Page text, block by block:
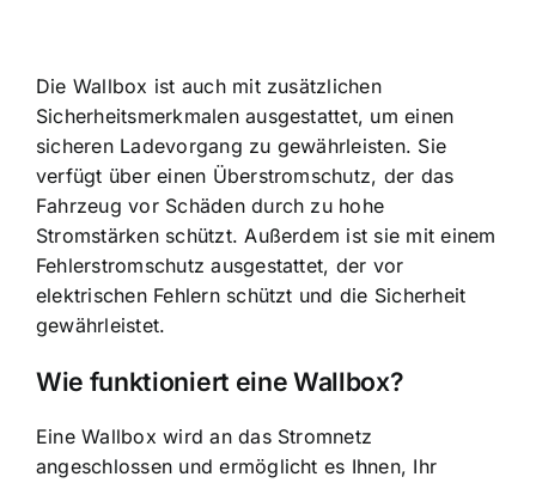
Die Wallbox ist auch mit zusätzlichen
Sicherheitsmerkmalen ausgestattet, um einen
sicheren Ladevorgang zu gewährleisten. Sie
verfügt über einen Überstromschutz, der das
Fahrzeug vor Schäden durch zu hohe
Stromstärken schützt. Außerdem ist sie mit einem
Fehlerstromschutz ausgestattet, der vor
elektrischen Fehlern schützt und die Sicherheit
gewährleistet.
Wie funktioniert eine Wallbox?
Eine Wallbox wird an das Stromnetz
angeschlossen und ermöglicht es Ihnen, Ihr